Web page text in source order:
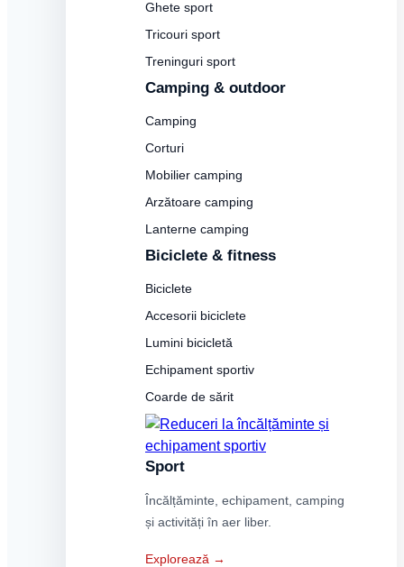
Ghete sport
Tricouri sport
Treninguri sport
Camping & outdoor
Camping
Corturi
Mobilier camping
Arzătoare camping
Lanterne camping
Biciclete & fitness
Biciclete
Accesorii biciclete
Lumini bicicletă
Echipament sportiv
Coarde de sărit
Sport
Încălțăminte, echipament, camping
și activități în aer liber.
Explorează →